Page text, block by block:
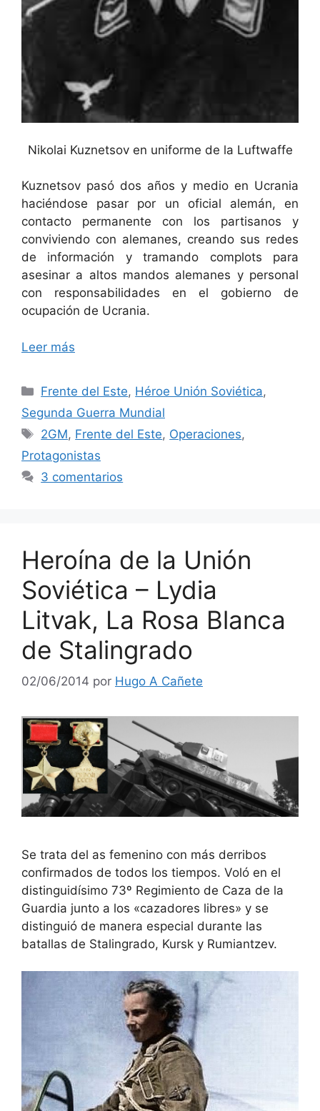
Nikolai Kuznetsov en uniforme de la Luftwaffe
Kuznetsov pasó dos años y medio en Ucrania
haciéndose pasar por un oficial alemán, en
contacto permanente con los partisanos y
conviviendo con alemanes, creando sus redes
de información y tramando complots para
asesinar a altos mandos alemanes y personal
con responsabilidades en el gobierno de
ocupación de Ucrania.
Leer más
Categorías
Frente del Este, Héroe Unión Soviética,
Segunda Guerra Mundial
Etiquetas
2GM, Frente del Este, Operaciones,
Protagonistas
3 comentarios
Heroína de la Unión
Soviética – Lydia
Litvak, La Rosa Blanca
de Stalingrado
02/06/2014 por Hugo A Cañete
Se trata del as femenino con más derribos
confirmados de todos los tiempos. Voló en el
distinguidísimo 73º Regimiento de Caza de la
Guardia junto a los «cazadores libres» y se
distinguió de manera especial durante las
batallas de Stalingrado, Kursk y Rumiantzev.